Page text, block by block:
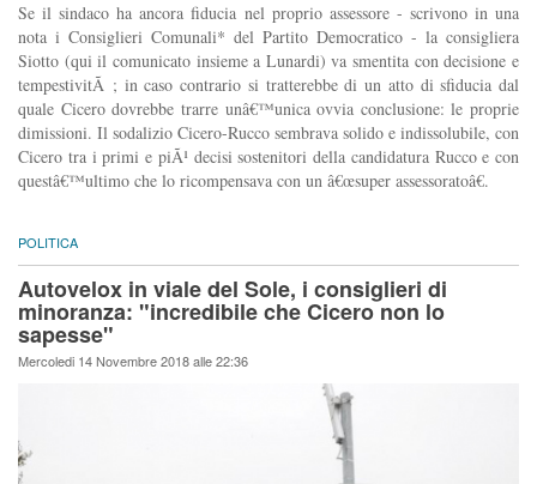
Se il sindaco ha ancora fiducia nel proprio assessore - scrivono in una
nota i Consiglieri Comunali* del Partito Democratico - la consigliera
Siotto (qui il comunicato insieme a Lunardi) va smentita con decisione e
tempestivitÃ ; in caso contrario si tratterebbe di un atto di sfiducia dal
quale Cicero dovrebbe trarre unâ€™unica ovvia conclusione: le proprie
dimissioni. Il sodalizio Cicero-Rucco sembrava solido e indissolubile, con
Cicero tra i primi e piÃ¹ decisi sostenitori della candidatura Rucco e con
questâ€™ultimo che lo ricompensava con un â€œsuper assessoratoâ€.
POLITICA
Autovelox in viale del Sole, i consiglieri di
minoranza: "incredibile che Cicero non lo
sapesse"
Mercoledi 14 Novembre 2018 alle 22:36